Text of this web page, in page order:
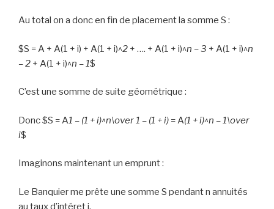
Au total on a donc en fin de placement la somme S :
$S = A + A(1 + i) + A(1 + i)^2 + …. + A(1 + i)^n – 3 + A(1 + i)^n
– 2 + A(1 + i)^n – 1$
C’est une somme de suite géométrique :
Donc$S = A1 – (1 + i)^n\over 1 – (1 + i) = A(1 + i)^n – 1\over
i$
Imaginons maintenant un emprunt :
Le Banquier me prête une somme S pendant n annuités
au taux d’intéret i.